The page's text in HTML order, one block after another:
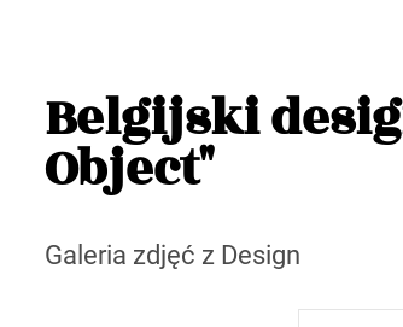
Belgijski
Object"
Galeria zdjęć z Design